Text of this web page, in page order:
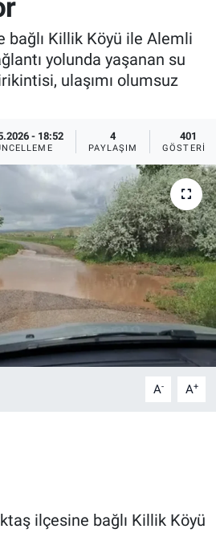
bağlı Killik Köyü ile Alemli
yolunda yaşanan su
ulaşımı olumsuz
- 18:52 4
PAYLAŞIM
401
GÖSTERIM
A- A+
ilçesine bağlı Killik Köyü